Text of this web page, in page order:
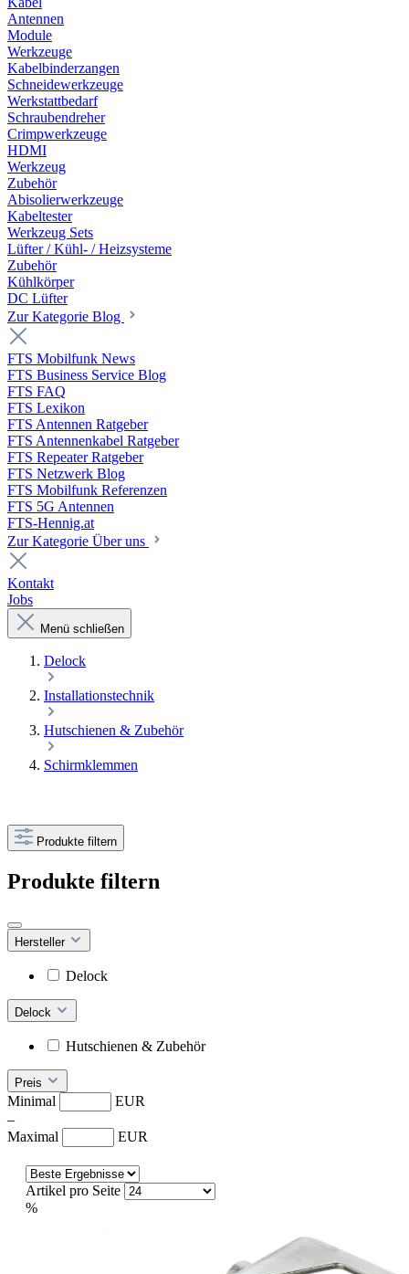
Antennen
Module
Werkzeuge
Kabelbinderzangen
Schneidewerkzeuge
Werkstattbedarf
Schraubendreher
Crimpwerkzeuge
HDMI
Werkzeug
Zubehör
Abisolierwerkzeuge
Kabeltester
Werkzeug Sets
Lüfter / Kühl- / Heizsysteme
Zubehör
Kühlkörper
DC Lüfter
Zur Kategorie Blog
FTS Mobilfunk News
FTS Business Service Blog
FTS FAQ
FTS Lexikon
FTS Antennen Ratgeber
FTS Antennenkabel Ratgeber
FTS Repeater Ratgeber
FTS Netzwerk Blog
FTS Mobilfunk Referenzen
FTS 5G Antennen
FTS-Hennig.at
Zur Kategorie Über uns
Kontakt
Jobs
Menü schließen
Delock
Installationstechnik
Hutschienen & Zubehör
Schirmklemmen
Produkte filtern
Produkte filtern
Hersteller
Delock
Delock
Hutschienen & Zubehör
Preis
Minimal
EUR
–
Maximal
EUR
Artikel pro Seite
%